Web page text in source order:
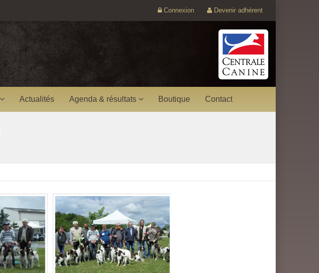
Connexion Devenir adhérent
Actualités Agenda & résultats Boutique Contact